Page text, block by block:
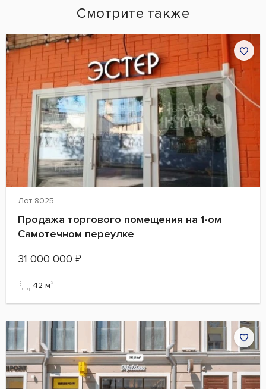
Смотрите также
Лот 8025
Продажа торгового помещения на 1-ом
Самотечном переулке
31 000 000 ₽
42 м²